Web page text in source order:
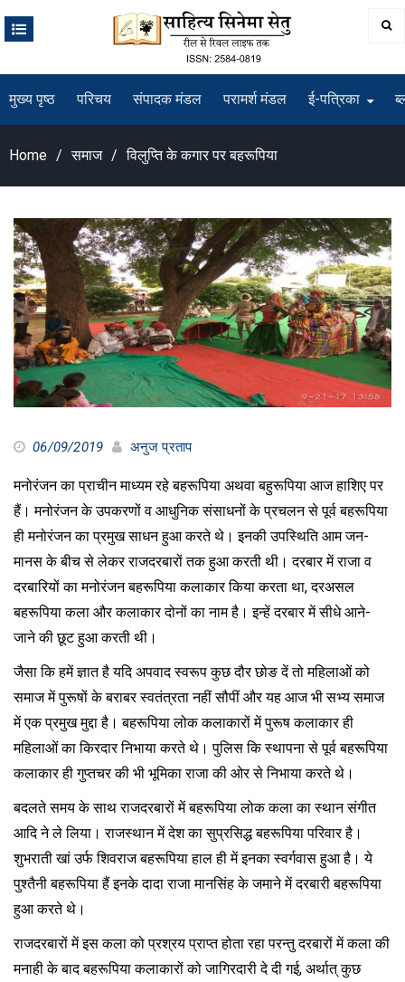
मुख्य पृष्ठ परिचय संपादक मंडल परामर्श मंडल ई-पत्रिका
Home समाज विलुप्ति के कगार पर बहरूपिया
06/09/2019 अनुज प्रताप
मनोरंजन का प्राचीन माध्यम रहे बहरूपिया अथवा बहुरूपिया आज हाशिए पर
हैं। मनोरंजन के उपकरणों व आधुनिक संसाधनों के प्रचलन से पूर्व बहरूपिया
ही मनोरंजन का प्रमुख साधन हुआ करते थे। इनकी उपस्थिति आम जन-
मानस के बीच से लेकर राजदरबारों तक हुआ करती थी। दरबार में राजा व
दरबारियों का मनोरंजन बहरूपिया कलाकार किया करता था, दरअसल
बहरूपिया कला और कलाकार दोनों का नाम है। इन्हें दरबार में सीधे आने-
जाने की छूट हुआ करती थी।
जैसा कि हमें ज्ञात है यदि अपवाद स्वरूप कुछ दौर छोङ दें तो महिलाओं को
समाज में पुरूषों के बराबर स्वतंत्रता नहीं सौपीं और यह आज भी सभ्य समाज
में एक प्रमुख मुद्दा है। बहरूपिया लोक कलाकारों में पुरूष कलाकार ही
महिलाओं का किरदार निभाया करते थे। पुलिस कि स्थापना से पूर्व बहरूपिया
कलाकार ही गुप्तचर की भी भूमिका राजा की ओर से निभाया करते थे।
बदलते समय के साथ राजदरबारों में बहरूपिया लोक कला का स्थान संगीत
आदि ने ले लिया। राजस्थान में देश का सुप्रसिद्ध बहरूपिया परिवार है।
शुभराती खां उर्फ शिवराज बहरूपिया हाल ही में इनका स्वर्गवास हुआ है। ये
पुश्तैनी बहरूपिया हैं इनके दादा राजा मानसिंह के जमाने में दरबारी बहरूपिया
हुआ करते थे।
राजदरबारों में इस कला को प्रश्रय प्राप्त होता रहा परन्तु दरबारों में कला की
मनाही के बाद बहरूपिया कलाकारों को जागिरदारी दे दी गई, अर्थात् कुछ